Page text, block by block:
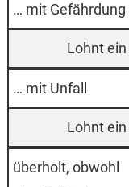
… mit Gefährdung
… mit Unfall
überholt, obwohl